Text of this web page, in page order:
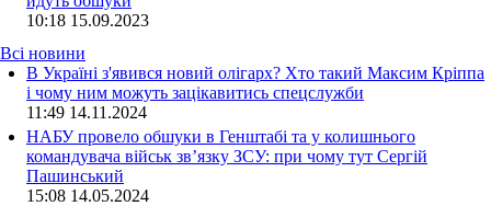
10:18 15.09.2023
Всі новини
В Україні з'явився новий олігарх? Хто такий Максим Кріппа
і чому ним можуть зацікавитись спецслужби
11:49 14.11.2024
НАБУ провело обшуки в Генштабі та у колишнього
командувача військ зв’язку ЗСУ: при чому тут Сергій
Пашинський
15:08 14.05.2024